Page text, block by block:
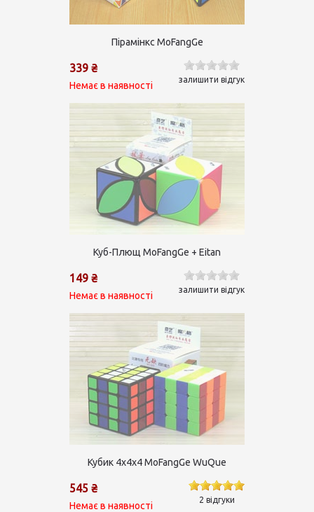
Пірамінкс MoFangGe
339 ₴
Немає в наявності
залишити відгук
Куб-Плющ MoFangGe + Eitan
149 ₴
Немає в наявності
залишити відгук
Кубик 4х4х4 MoFangGe WuQue
545 ₴
Немає в наявності
2 відгуки